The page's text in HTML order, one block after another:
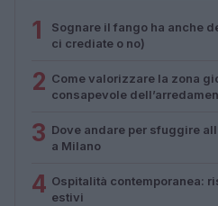
1
Sognare il fango ha anche
ci crediate o no)
2 Come valorizzare la zona
consapevole
3 Dove andare per sfuggire
a Milano
4 Ospitalità contemporanea:
estivi